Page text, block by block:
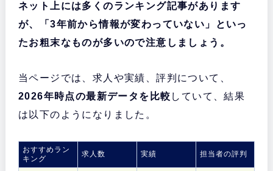
ネット上には多くのランキング記事があります
が、「3年前から情報が変わっていない」といっ
たお粗末なものが多いので注意しましょう。
当ページでは、求人や実績、評判について、
2026年時点の最新データを比較 していて、結果
は以下のようになりました。
おすすめラン
キング
求人数 実績 担当者の評判